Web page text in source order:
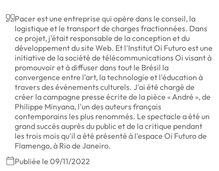
Pacer est une entreprise qui opère dans le conseil, la
logistique et le transport de charges fractionnées. Dans
ce projet, j'était responsable de la conception et du
développement du site Web. Et l'Institut Oi Futuro est une
initiative de la société de télécommunications Oi visant à
promouvoir et à diffuser dans tout le Brésil la
convergence entre l'art, la technologie et l'éducation à
travers des événements culturels. J'ai été chargé de
créer la campagne presse écrite de la pièce « André », de
Philippe Minyana, l'un des auteurs français
contemporains les plus renommés. Le spectacle a été un
grand succès auprès du public et de la critique pendant
les trois mois qu'il a été présenté à l'espace Oi Futuro de
Flamengo, à Rio de Janeiro.
Publiée le 09/11/2022